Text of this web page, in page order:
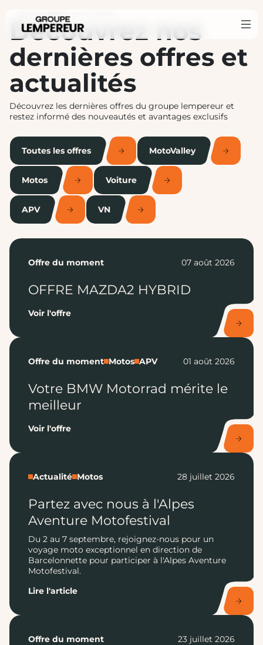
Lempereur›
Offres et actualités
Découvrez nos
dernières offres et
actualités
Découvrez les dernières offres du groupe lempereur et
restez informé des nouveautés et avantages exclusifs
Toutes les offres MotoValley
Motos Voiture
APV VN
Offre du moment 07 août 2026
OFFRE MAZDA2 HYBRID
Voir l'offre
Offre du moment Motos APV 01 août 2026
Votre BMW Motorrad mérite le
meilleur
Voir l'offre
Actualité Motos 28 juillet 2026
Partez avec nous à l'Alpes
Aventure Motofestival
Du 2 au 7 septembre, rejoignez-nous pour un
voyage moto exceptionnel en direction de
Barcelonnette pour participer à l'Alpes Aventure
Motofestival.
Lire l'article
Offre du moment 23 juillet 2026